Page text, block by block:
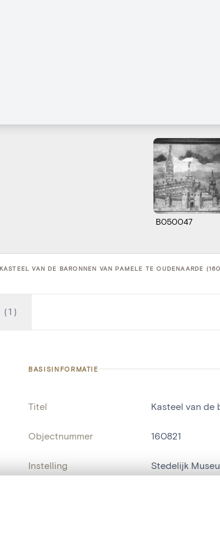
B050047
KASTEEL VAN DE BARONNEN VAN PAMELE TE OUDENAARDE
(1)
BASISINFORMATIE
Titel Kasteel van de
Objectnummer 160821
Instelling Stedelijk